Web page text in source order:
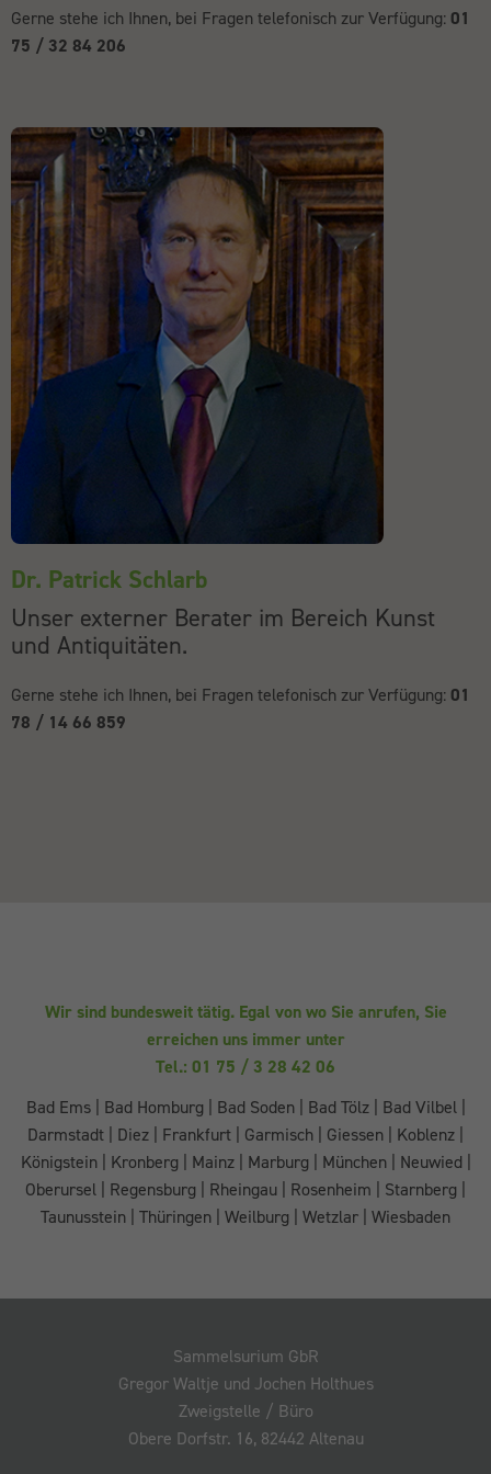
Gerne stehe ich Ihnen, bei Fragen telefonisch zur Verfügung:01
75 / 32 84 206
Dr. Patrick Schlarb
Unser externer Berater im Bereich Kunst
und Antiquitäten.
Gerne stehe ich Ihnen, bei Fragen telefonisch zur Verfügung:01
78 / 14 66 859
Wir sind bundesweit tätig. Egal von wo Sie anrufen, Sie
erreichen uns immer unter
Tel.: 01 75 / 3 28 42 06
Bad Ems| Bad Homburg Bad Soden| Bad Tölz| Bad Vilbel
Darmstadt
Diez Frankfurt Garmisch Giessen Koblenz
Königstein| Kronberg Mainz| Marburg München| Neuwied
Oberursel
Regensburg Rheingau Rosenheim Starnberg
Taunusstein Thüringen Weilburg Wetzlar Wiesbaden
Sammelsurium GbR
Gregor Waltje und Jochen Holthues
Zweigstelle / Büro
Obere Dorfstr. 16, 82442 Altenau